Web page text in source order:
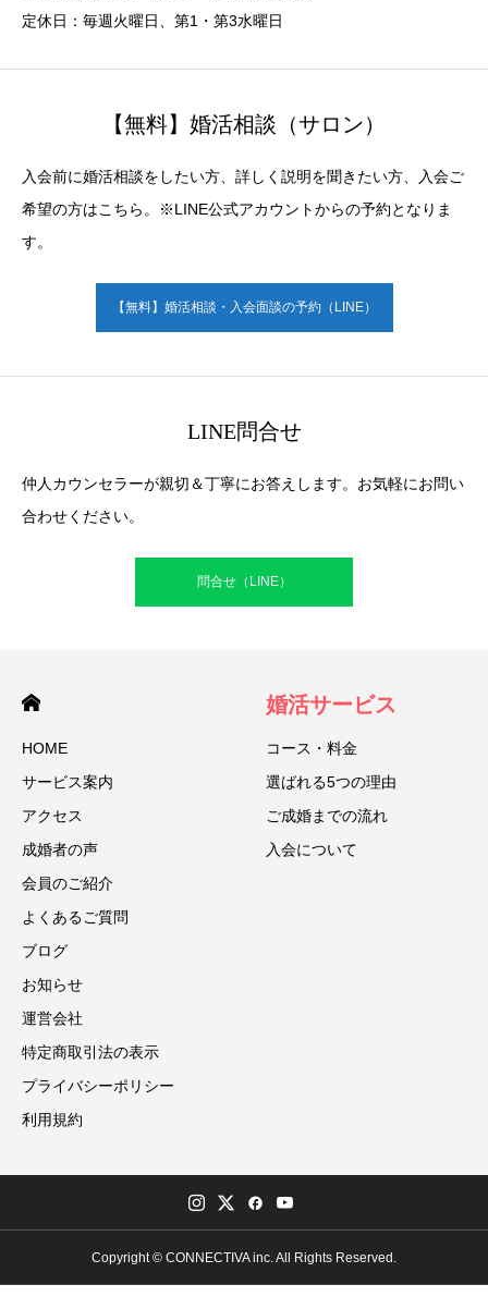
定休日：毎週火曜日、第1・第3水曜日
【無料】婚活相談（サロン）
入会前に婚活相談をしたい方、詳しく説明を聞きたい方、入会ご
希望の方はこちら。※LINE公式アカウントからの予約となりま
す。
【無料】婚活相談・入会面談の予約（LINE）
LINE問合せ
仲人カウンセラーが親切＆丁寧にお答えします。お気軽にお問い
合わせください。
問合せ（LINE）
HOME
サービス案内
アクセス
成婚者の声
会員のご紹介
よくあるご質問
ブログ
お知らせ
運営会社
特定商取引法の表示
プライバシーポリシー
利用規約
婚活サービス
コース・料金
選ばれる5つの理由
ご成婚までの流れ
入会について
Copyright © CONNECTIVA inc. All Rights Reserved.